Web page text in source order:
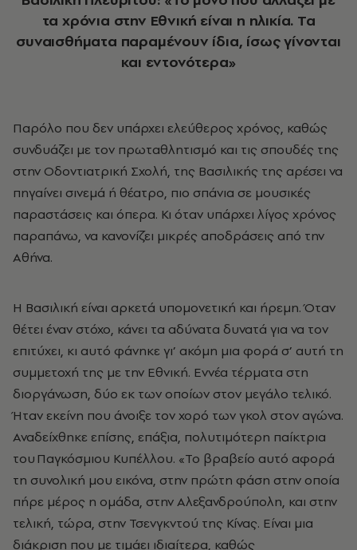
τα χρόνια στην Εθνική είναι η ηλικία. Τα
συναισθήματα παραμένουν ίδια, ίσως γίνονται
και εντονότερα»
Παρόλο που δεν υπάρχει ελεύθερος χρόνος, καθώς
συνδυάζει με τον πρωταθλητισμό και τις σπουδές της
στην Οδοντιατρική Σχολή, της Βασιλικής της αρέσει να
πηγαίνει σινεμά ή θέατρο, πιο σπάνια σε μουσικές
παραστάσεις και όπερα. Κι όταν υπάρχει λίγος χρόνος
παραπάνω, να κανονίζει μικρές αποδράσεις από την
Αθήνα.
Η Βασιλική είναι αρκετά υπομονετική και ήρεμη. Όταν
θέτει έναν στόχο, κάνει τα αδύνατα δυνατά για να τον
επιτύχει, κι αυτό φάνηκε γι’ ακόμη μια φορά σ’ αυτή τη
συμμετοχή της με την Εθνική. Εννέα τέρματα στη
διοργάνωση, δύο εκ των οποίων στον μεγάλο τελικό.
Ήταν εκείνη που άνοιξε τον χορό των γκολ στον αγώνα.
Αναδείχθηκε επίσης, επάξια, πολυτιμότερη παίκτρια
του Παγκόσμιου Κυπέλλου. «Το βραβείο αυτό αφορά
τη συνολική μου εικόνα, στην πρώτη φάση στην οποία
πήρε μέρος η ομάδα, στην Αλεξανδρούπολη, και στην
τελική, τώρα, στην Τσενγκντού της Κίνας. Είναι μια
διάκριση που με τιμάει ιδιαίτερα, καθώς